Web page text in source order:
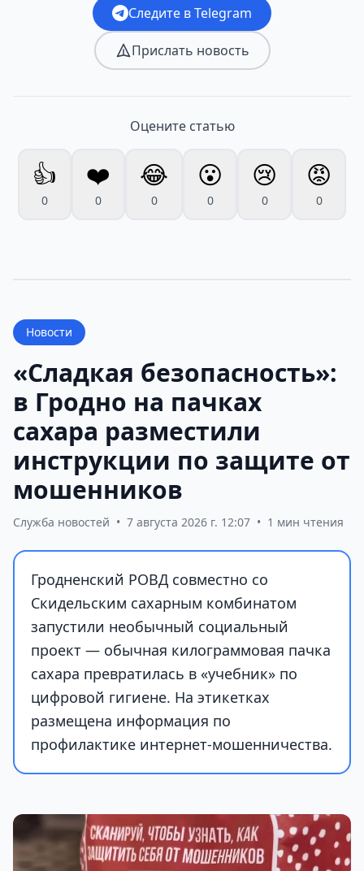
Следите в Telegram
Прислать новость
Оцените статью
👍
0
❤️
0
😂
0
😮
0
😢
0
😡
0
Новости
«Сладкая безопасность»:
в Гродно на пачках
сахара разместили
инструкции по защите от
мошенников
Служба новостей • 7 августа 2026 г. 12:07 • 1 мин чтения
Гродненский РОВД совместно со
Скидельским сахарным комбинатом
запустили необычный социальный
проект — обычная килограммовая пачка
сахара превратилась в «учебник» по
цифровой гигиене. На этикетках
размещена информация по
профилактике интернет-мошенничества.